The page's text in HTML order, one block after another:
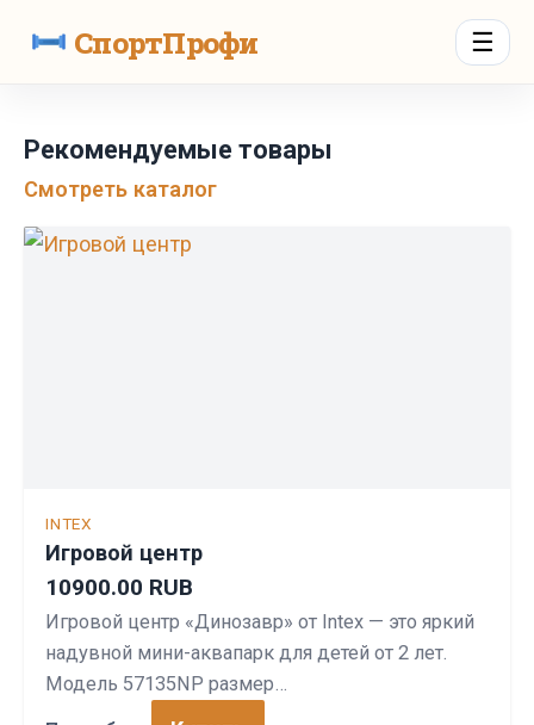
СпортПрофи ☰
Рекомендуемые товары
Смотреть каталог
INTEX
Игровой центр
10900.00 RUB
Игровой центр «Динозавр» от Intex — это яркий
надувной мини-аквапарк для детей от 2 лет.
Модель 57135NP размер…